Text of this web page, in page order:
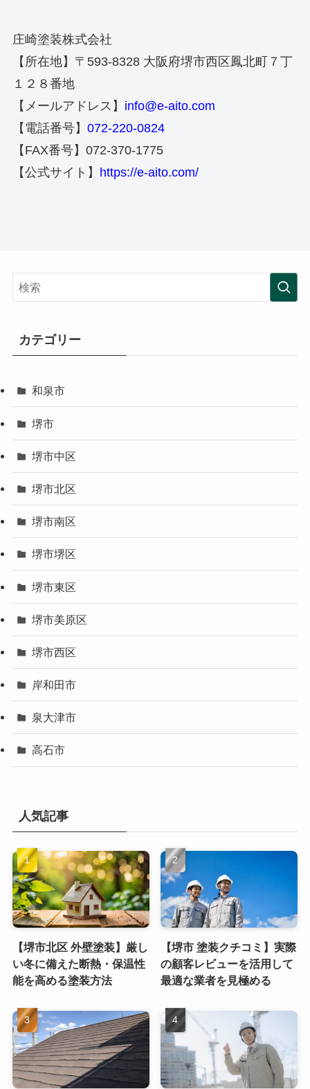
庄崎塗装株式会社
【所在地】〒593-8328 大阪府堺市西区鳳北町７丁
１２８番地
【メールアドレス】 info@e-aito.com
【電話番号】 072-220-0824
【FAX番号】072-370-1775
【公式サイト】
https://e-aito.com/
カテゴリー
和泉市
堺市
堺市中区
堺市北区
堺市南区
堺市堺区
堺市東区
堺市美原区
堺市西区
岸和田市
泉大津市
高石市
人気記事
【堺市北区 外壁塗装】厳し
い冬に備えた断熱・保温性
能を高める塗装方法
【堺市 塗装クチコミ】実際
の顧客レビューを活用して
最適な業者を見極める